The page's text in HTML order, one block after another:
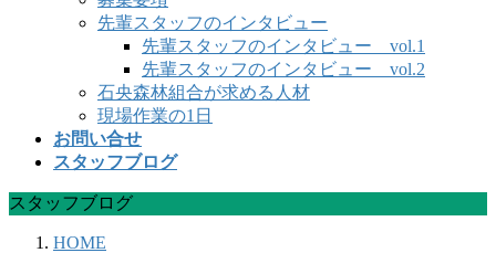
先輩スタッフのインタビュー
先輩スタッフのインタビュー vol.1
先輩スタッフのインタビュー vol.2
石央森林組合が求める人材
現場作業の1日
お問い合せ
スタッフブログ
スタッフブログ
HOME